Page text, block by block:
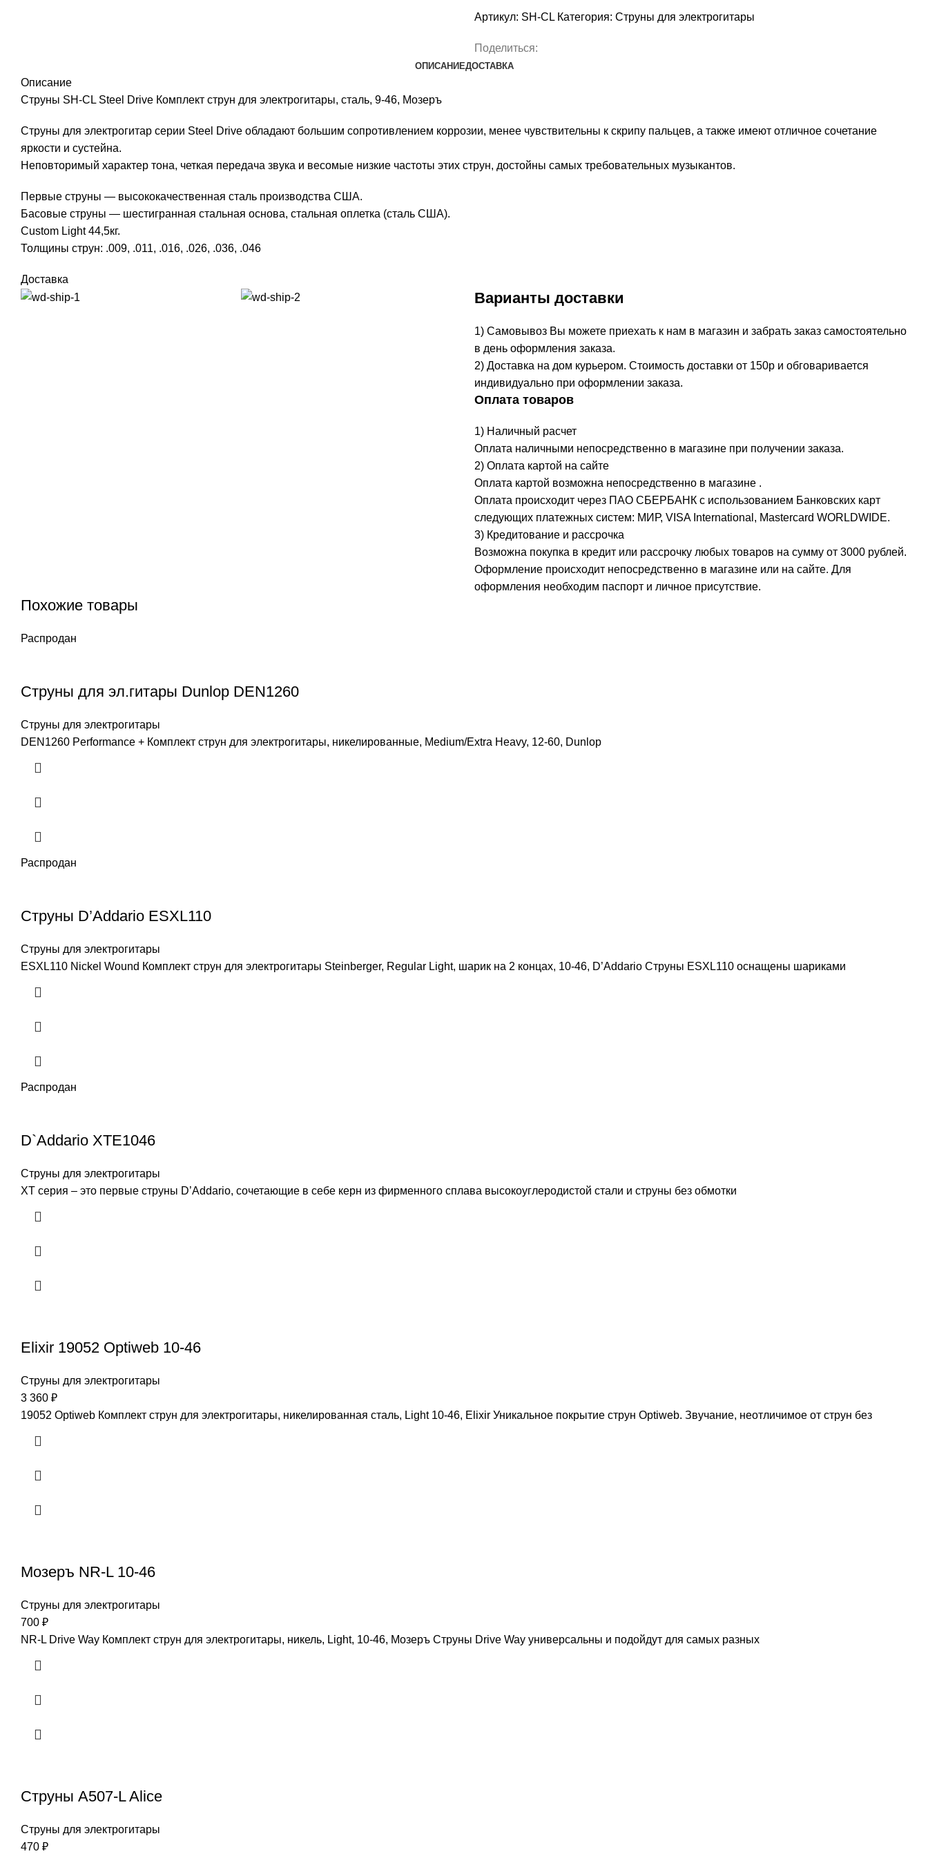
Артикул: SH-CL Категория: Струны для электрогитары
Поделиться:
ОПИСАНИЕДОСТАВКА
Описание
Струны SH-CL Steel Drive Комплект струн для электрогитары, сталь, 9-46, Мозеръ
Струны для электрогитар серии Steel Drive обладают большим сопротивлением коррозии, менее чувствительны к скрипу пальцев, а также имеют отличное сочетание
яркости и сустейна.
Неповторимый характер тона, четкая передача звука и весомые низкие частоты этих струн, достойны самых требовательных музыкантов.
Первые струны — высококачественная сталь производства США.
Басовые струны — шестигранная стальная основа, стальная оплетка (сталь США).
Custom Light 44,5кг.
Толщины струн: .009, .011, .016, .026, .036, .046
Доставка
Варианты доставки
1) Самовывоз Вы можете приехать к нам в магазин и забрать заказ самостоятельно
в день оформления заказа.
2) Доставка на дом курьером. Стоимость доставки от 150р и обговаривается
индивидуально при оформлении заказа.
Оплата товаров
1) Наличный расчет
Оплата наличными непосредственно в магазине при получении заказа.
2) Оплата картой на сайте
Оплата картой возможна непосредственно в магазине .
Оплата происходит через ПАО СБЕРБАНК с использованием Банковских карт
следующих платежных систем: МИР, VISA International, Mastercard WORLDWIDE.
3) Кредитование и рассрочка
Возможна покупка в кредит или рассрочку любых товаров на сумму от 3000 рублей.
Оформление происходит непосредственно в магазине или на сайте. Для
оформления необходим паспорт и личное присутствие.
Похожие товары
Распродан
Струны для эл.гитары Dunlop DEN1260
Струны для электрогитары
DEN1260 Performance + Комплект струн для электрогитары, никелированные, Medium/Extra Heavy, 12-60, Dunlop
Распродан
Струны D’Addario ESXL110
Струны для электрогитары
ESXL110 Nickel Wound Комплект струн для электрогитары Steinberger, Regular Light, шарик на 2 концах, 10-46, D’Addario Струны ESXL110 оснащены шариками
Распродан
D`Addario XTE1046
Струны для электрогитары
XT серия – это первые струны D’Addario, сочетающие в себе керн из фирменного сплава высокоуглеродистой стали и струны без обмотки
Elixir 19052 Optiweb 10-46
Струны для электрогитары
3 360 ₽
19052 Optiweb Комплект струн для электрогитары, никелированная сталь, Light 10-46, Elixir Уникальное покрытие струн Optiweb. Звучание, неотличимое от струн без
Мозеръ NR-L 10-46
Струны для электрогитары
700 ₽
NR-L Drive Way Комплект струн для электрогитары, никель, Light, 10-46, Мозеръ Струны Drive Way универсальны и подойдут для самых разных
Струны A507-L Alice
Струны для электрогитары
470 ₽